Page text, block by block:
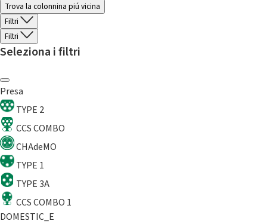
Trova la colonnina piú vicina
Filtri
Filtri
Seleziona i filtri
Presa
TYPE 2
CCS COMBO
CHAdeMO
TYPE 1
TYPE 3A
CCS COMBO 1
DOMESTIC_E